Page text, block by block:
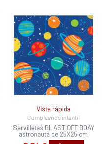
Vista rápida
Cumpleaños infantil
Servilletas BLAST OFF BDAY
astronauta de 25X25 cm